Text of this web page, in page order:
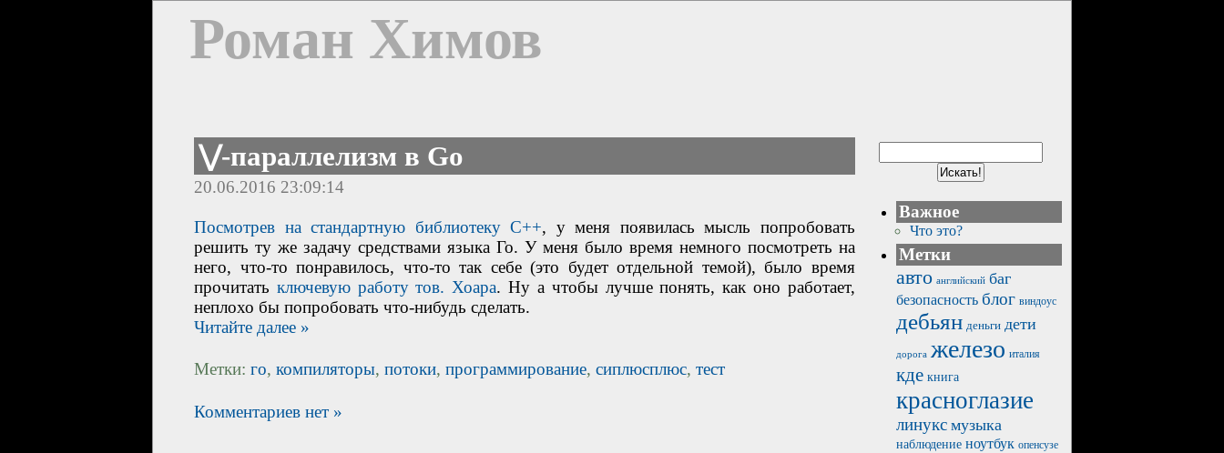
Роман Химов
⋁-параллелизм в Go
20.06.2016 23:09:14
Посмотрев на стандартную библиотеку C++, у меня появилась мысль попробовать
решить ту же задачу средствами языка Го. У меня было время немного посмотреть на
него, что-то понравилось, что-то так себе (это будет отдельной темой), было время
прочитать ключевую работу тов. Хоара. Ну а чтобы лучше понять, как оно работает,
неплохо бы попробовать что-нибудь сделать.
Читайте далее »
Метки: го, компиляторы, потоки, программирование, сиплюсплюс, тест
Комментариев нет »
Важное
Что это?
Метки
авто английский баг
безопасность блог виндоус
дебьян деньги дети
дорога железо италия
кде книга
красноглазие
линукс музыка
наблюдение ноутбук опенсузе